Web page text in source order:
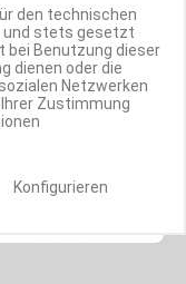
und Aktionen
den technischen
und stets gesetzt
bei Benutzung dieser
dienen oder die
Netzwerken
Zustimmung
Konfigurieren